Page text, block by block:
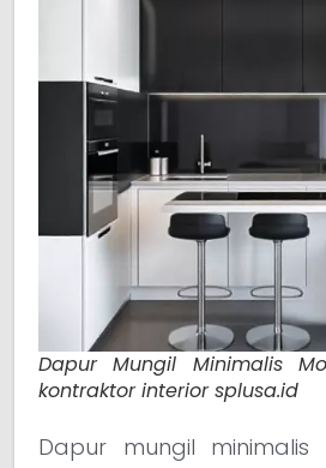
Dapur Mungil Minimalis
kontraktor interior splusa.id
Dapur mungil